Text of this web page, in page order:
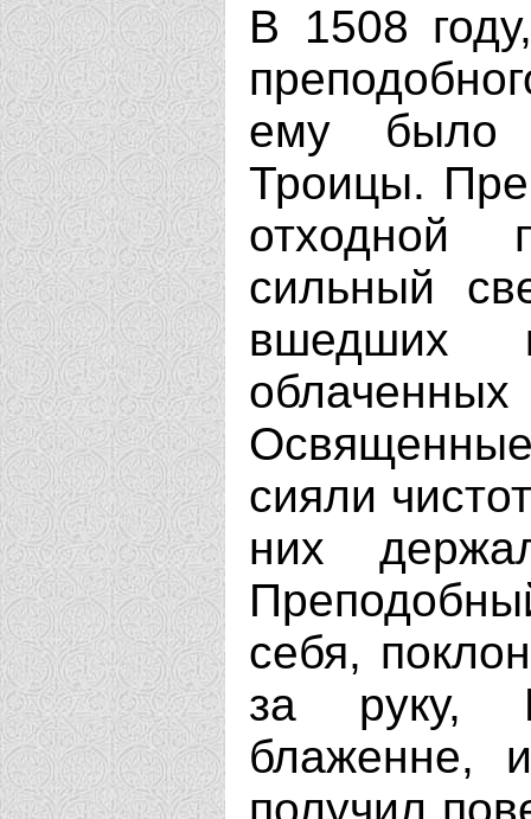
В 1508
ему было
Троицы.
отходной
сильный
вшедших
сияли
них
себя,
за руку,
блаженне,